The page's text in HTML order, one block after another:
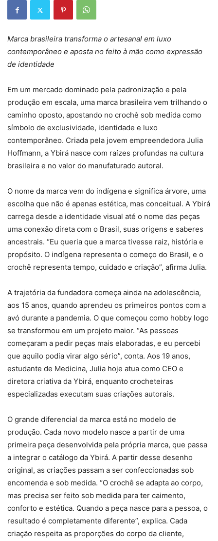
Marca brasileira transforma o artesanal em luxo
contemporâneo e aposta no feito à mão como expressão
de identidade
Em um mercado dominado pela padronização e pela
produção em escala, uma marca brasileira vem trilhando o
caminho oposto, apostando no crochê sob medida como
símbolo de exclusividade, identidade e luxo
contemporâneo. Criada pela jovem empreendedora Julia
Hoffmann, a Ybirá nasce com raízes profundas na cultura
brasileira e no valor do manufaturado autoral.
O nome da marca vem do indígena e significa árvore, uma
escolha que não é apenas estética, mas conceitual. A Ybirá
carrega desde a identidade visual até o nome das peças
uma conexão direta com o Brasil, suas origens e saberes
ancestrais. “Eu queria que a marca tivesse raiz, história e
propósito. O indígena representa o começo do Brasil, e o
crochê representa tempo, cuidado e criação”, afirma Julia.
A trajetória da fundadora começa ainda na adolescência,
aos 15 anos, quando aprendeu os primeiros pontos com a
avó durante a pandemia. O que começou como hobby logo
se transformou em um projeto maior. “As pessoas
começaram a pedir peças mais elaboradas, e eu percebi
que aquilo podia virar algo sério”, conta. Aos 19 anos,
estudante de Medicina, Julia hoje atua como CEO e
diretora criativa da Ybirá, enquanto crocheteiras
especializadas executam suas criações autorais.
O grande diferencial da marca está no modelo de
produção. Cada novo modelo nasce a partir de uma
primeira peça desenvolvida pela própria marca, que passa
a integrar o catálogo da Ybirá. A partir desse desenho
original, as criações passam a ser confeccionadas sob
encomenda e sob medida. “O crochê se adapta ao corpo,
mas precisa ser feito sob medida para ter caimento,
conforto e estética. Quando a peça nasce para a pessoa, o
resultado é completamente diferente”, explica. Cada
criação respeita as proporções do corpo da cliente,